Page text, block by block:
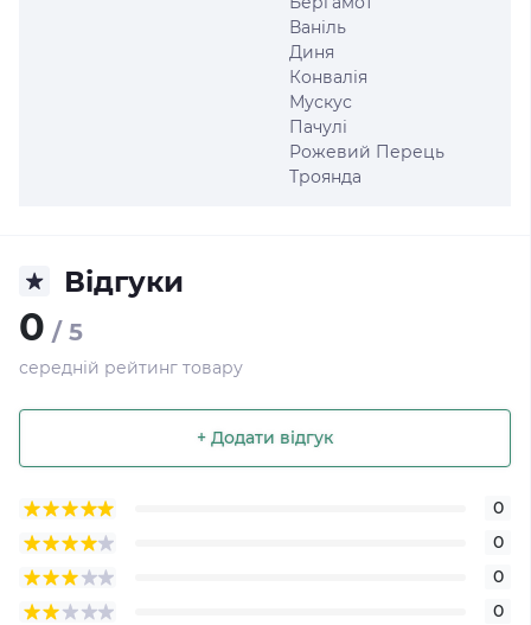
Ваніль
Диня
Конвалія
Мускус
Пачулі
Рожевий Перець
Троянда
Відгуки
0 / 5
середній рейтинг товару
+ Додати відгук
0
0
0
0